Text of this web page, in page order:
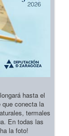
hasta el
que conecta la
termales
En todas las
la foto!